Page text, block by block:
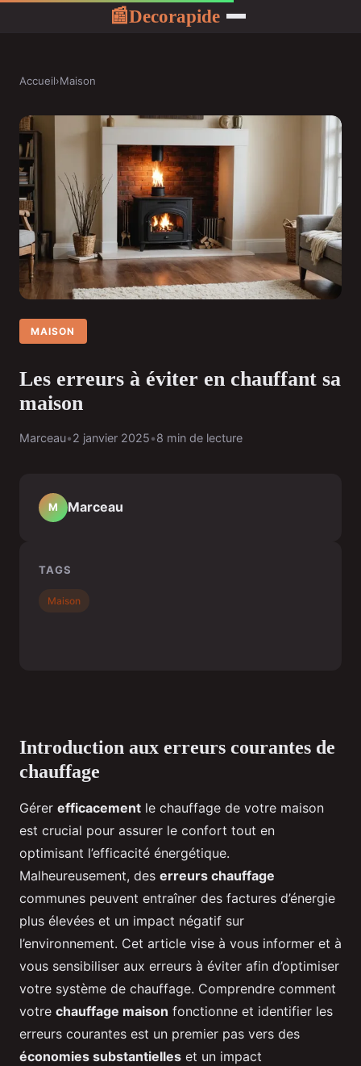
📰Decorapide
Accueil›Maison
MAISON
Les erreurs à éviter en chauffant sa
maison
Marceau•2 janvier 2025•8 min de lecture
Introduction aux erreurs courantes de
chauffage
Gérer efficacement le chauffage de votre maison
est crucial pour assurer le confort tout en
optimisant l’efficacité énergétique.
Malheureusement, des erreurs chauffage
communes peuvent entraîner des factures d’énergie
plus élevées et un impact négatif sur
l’environnement. Cet article vise à vous informer et à
vous sensibiliser aux erreurs à éviter afin d’optimiser
votre système de chauffage. Comprendre comment
votre chauffage maison fonctionne et identifier les
erreurs courantes est un premier pas vers des
économies substantielles et un impact
M Marceau
TAGS
Maison